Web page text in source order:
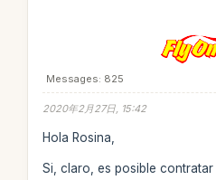
Messages: 825
2020年2月27日, 15:42
Hola Rosina,
Si, claro, es posible